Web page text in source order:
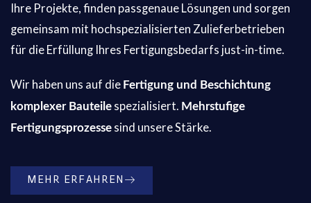
Ihre Projekte, finden passgenaue Lösungen und sorgen
gemeinsam mit hochspezialisierten Zulieferbetrieben
für die Erfüllung Ihres Fertigungsbedarfs just-in-time.
Wir haben uns auf die Fertigung und Beschichtung
komplexer Bauteile spezialisiert. Mehrstufige
Fertigungsprozesse sind unsere Stärke.
MEHR ERFAHREN